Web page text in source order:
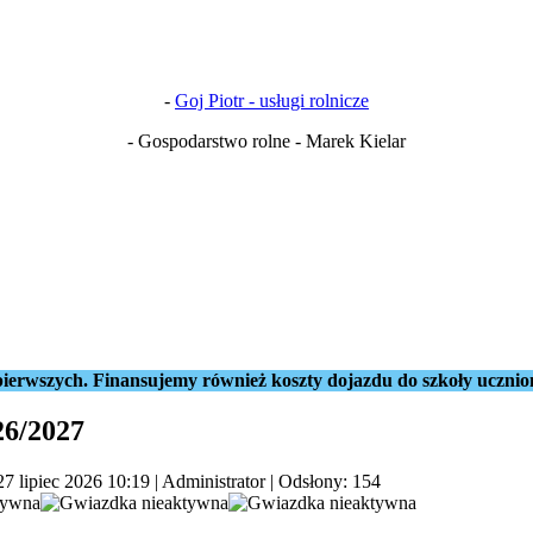
- Goj Piotr - usługi rolnicze
- Gospodarstwo rolne - Marek Kielar
Finansujemy również koszty dojazdu do szkoły
2027
lipiec 2026 10:19 | Administrator| Odsłony: 154